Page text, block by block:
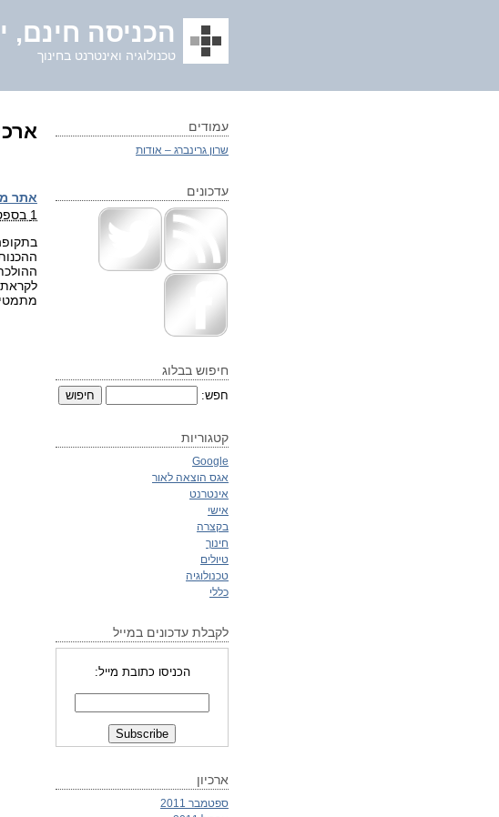
הכניסה חינם,
טכנולוגיה ואינטרנט בחינוך
אתר
1 בספטמבר 2008 – 12:32
עמודים
שרון גרינברג – אודות
עדכונים
חיפוש בבלוג
חפש:
קטגוריות
Google
אגס הוצאה לאור
אינטרנט
אישי
בקצרה
חינוך
טיולים
טכנולוגיה
כללי
לקבלת עדכונים במייל
הכניסו כתובת מייל:
ארכיון
ספטמבר 2011